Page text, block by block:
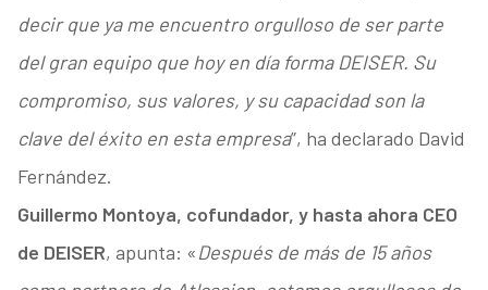
decir que ya me encuentro orgulloso de ser parte
del gran equipo que hoy en día forma DEISER. Su
compromiso, sus valores, y su capacidad son la
clave del éxito en esta empresa”, ha declarado David
Fernández.
Guillermo Montoya, cofundador, y hasta ahora CEO
de DEISER, apunta: «Después de más de 15 años